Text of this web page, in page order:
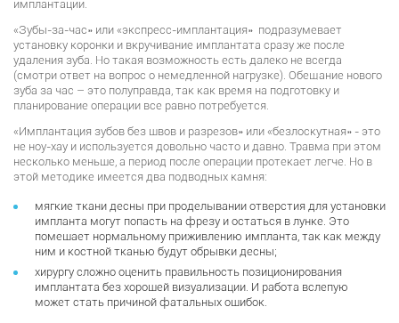
имплантации.
«Зубы-за-час» или «экспресс-имплантация» подразумевает
установку коронки и вкручивание имплантата сразу же после
удаления зуба. Но такая возможность есть далеко не всегда
(смотри ответ на вопрос о немедленной нагрузке). Обещание нового
зуба за час – это полуправда, так как время на подготовку и
планирование операции все равно потребуется.
«Имплантация зубов без швов и разрезов» или «безлоскутная» - это
не ноу-хау и используется довольно часто и давно. Травма при этом
несколько меньше, а период после операции протекает легче. Но в
этой методике имеется два подводных камня:
мягкие ткани десны при проделывании отверстия для установки
импланта могут попасть на фрезу и остаться в лунке. Это
помешает нормальному приживлению импланта, так как между
ним и костной тканью будут обрывки десны;
хирургу сложно оценить правильность позиционирования
имплантата без хорошей визуализации. И работа вслепую
может стать причиной фатальных ошибок.